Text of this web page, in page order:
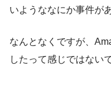
いようななにか事件が
なんとなくですが、
したって感じではない